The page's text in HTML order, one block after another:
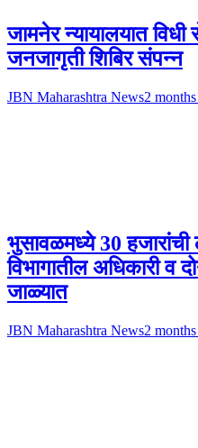
जामनेर न्यायालयात
जनजागृती शिबिर संपन्न
JBN Maharashtra News2
भुसावळमध्ये 30
विभागातील अधिकारी व
जाळ्यात
JBN Maharashtra News2